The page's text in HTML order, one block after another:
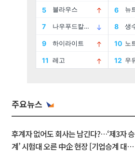
주요뉴스
후계자 없어도 회사는 남긴다?…‘제3자 승
계’ 시험대 오른 中企 현장 [기업승계 대전